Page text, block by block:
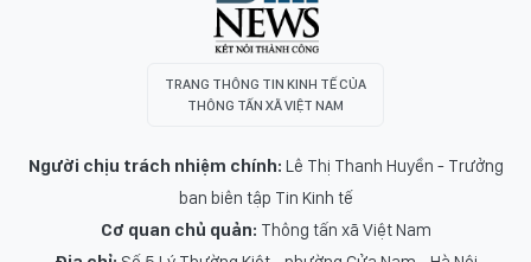
TRANG THÔNG TIN KINH TẾ CỦA
THÔNG TẤN XÃ VIỆT NAM
Người chịu trách nhiệm chính: Lê Thị Thanh Huyền - Trưởng
ban biên tập Tin Kinh tế
Cơ quan chủ quản: Thông tấn xã Việt Nam